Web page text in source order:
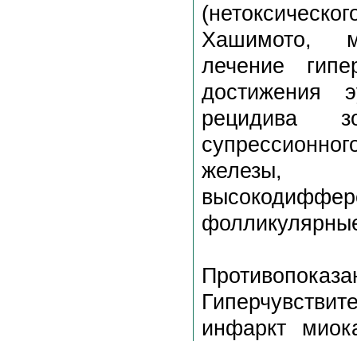
Хашимото,
лечение
достижения
рецидива
железы,
инфаркт